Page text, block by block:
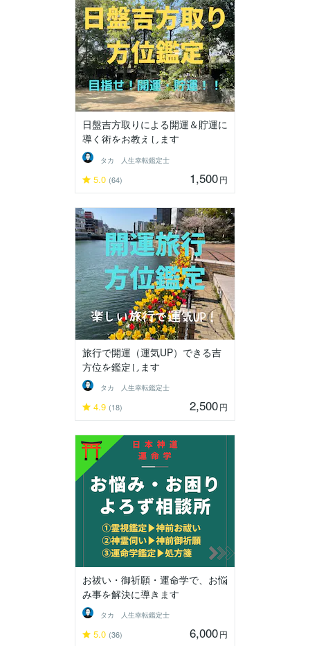
日盤吉方取りによる開運＆貯運に
導く術をお教えします
タカ 人生幸転鑑定士
5.0 (64) 1,500円
旅行で開運（運気UP）できる吉
方位を鑑定します
タカ 人生幸転鑑定士
4.9 (18) 2,500円
お祓い・御祈願・運命学で、お悩
み事を解決に導きます
タカ 人生幸転鑑定士
5.0 (36) 6,000円